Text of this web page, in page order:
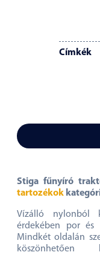
Címkék
Stiga fűnyíró
tartozékok
Vízálló nylonból
érdekében por és
Mindkét oldalán